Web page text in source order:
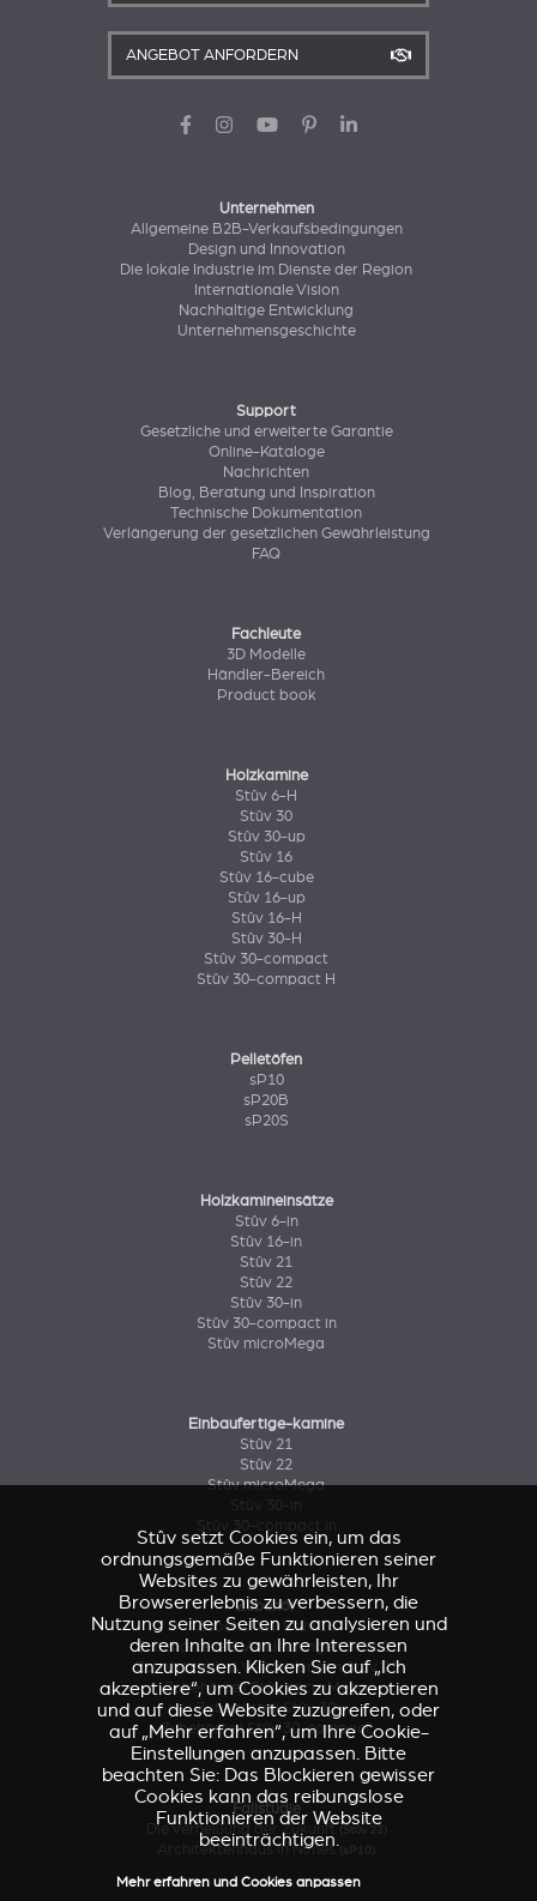
ANGEBOT ANFORDERN
Unternehmen
Allgemeine B2B-Verkaufsbedingungen
Design und Innovation
Die lokale Industrie im Dienste der Region
Internationale Vision
Nachhaltige Entwicklung
Unternehmensgeschichte
Support
Gesetzliche und erweiterte Garantie
Online-Kataloge
Nachrichten
Blog, Beratung und Inspiration
Technische Dokumentation
Verlängerung der gesetzlichen Gewährleistung
FAQ
Fachleute
3D Modelle
Händler-Bereich
Product book
Holzkamine
Stûv 6-H
Stûv 30
Stûv 30-up
Stûv 16
Stûv 16-cube
Stûv 16-up
Stûv 16-H
Stûv 30-H
Stûv 30-compact
Stûv 30-compact H
Pelletöfen
sP10
sP20B
sP20S
Holzkamineinsätze
Stûv 6-in
Stûv 16-in
Stûv 21
Stûv 22
Stûv 30-in
Stûv 30-compact in
Stûv microMega
Einbaufertige-kamine
Stûv 21
Stûv 22
Stûv microMega
Zubehör
Zubehörteil Stûv 16
Zubehörteile & Verkleidungen Stûv 21
Zubehörteile & Verkleidungen Stûv 21
Zubehörteil Stûv microMega
Zubehörteil Stûv 30
Zubehörteil Stûv 30-compact
Fallstudie
Die Verheißung der Zukunft
Architektenhaus in Nîmes
Stûv setzt Cookies ein, um das
ordnungsgemäße Funktionieren seiner
Websites zu gewährleisten, Ihr
Browsererlebnis zu verbessern, die
Nutzung seiner Seiten zu analysieren und
deren Inhalte an Ihre Interessen
anzupassen. Klicken Sie auf „Ich
akzeptiere“, um Cookies zu akzeptieren
und auf diese Website zuzugreifen, oder
auf „Mehr erfahren“, um Ihre Cookie-
Einstellungen anzupassen. Bitte
beachten Sie: Das Blockieren gewisser
Cookies kann das reibungslose
Funktionieren der Website
beeinträchtigen.
Mehr erfahren und Cookies anpassen